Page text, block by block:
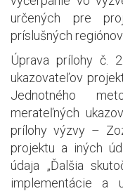
určených pre
príslušných regiónov
Úprava prílohy č.
ukazovateľov
Jednotného
merateľných
prílohy výzvy –
projektu a iných
údaja „Ďalšia
implementácie a